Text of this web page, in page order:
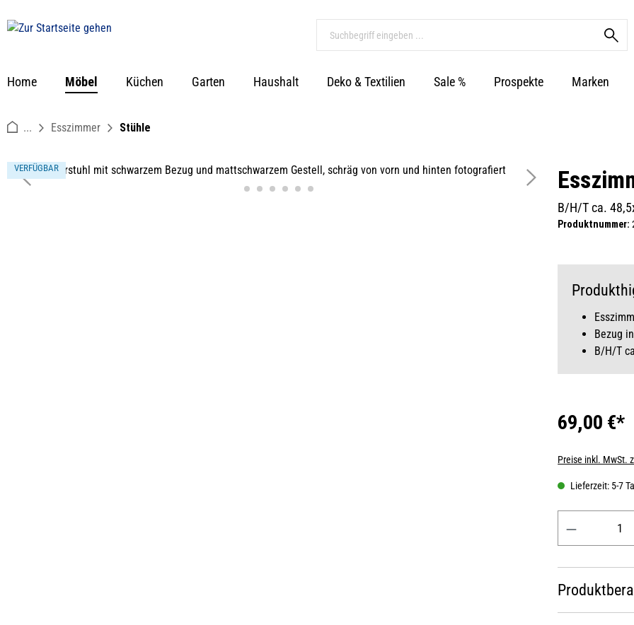
Home Möbel Küchen Garten Haushalt Deko & Textilien Sale % Prospekte Marken
... Esszimmer Stühle
Bildergalerie überspringen
VERFÜGBAR
B/H/T ca.
Produktnummer:
Bezug
B/H/T
69,00 €*
Preise inkl. MwSt.
Lieferzeit: 5-7